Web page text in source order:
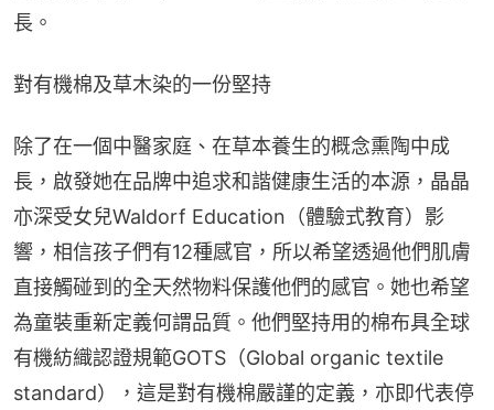
長。
對有機棉及草木染的一份堅持
除了在一個中醫家庭、在草本養生的概念熏陶中成
長，啟發她在品牌中追求和諧健康生活的本源，晶晶
亦深受女兒Waldorf Education（體驗式教育）影
響，相信孩子們有12種感官，所以希望透過他們肌膚
直接觸碰到的全天然物料保護他們的感官。她也希望
為童裝重新定義何謂品質。他們堅持用的棉布具全球
有機紡織認證規範GOTS（Global organic textile
standard），這是對有機棉嚴謹的定義，亦即代表停